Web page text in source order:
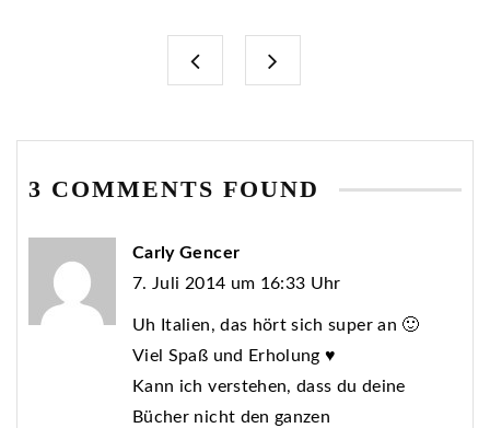
3 COMMENTS FOUND
Carly Gencer
7. Juli 2014 um 16:33 Uhr
Uh Italien, das hört sich super an 🙂
Viel Spaß und Erholung ♥
Kann ich verstehen, dass du deine
Bücher nicht den ganzen